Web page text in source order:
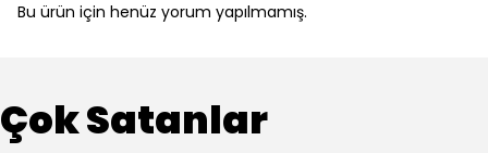
Bu ürün için henüz yorum yapılmamış.
Çok Satanlar